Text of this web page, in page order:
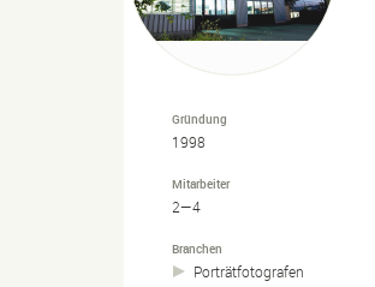
Gründung
1998
Mitarbeiter
2—4
Branchen
Porträtfotografen